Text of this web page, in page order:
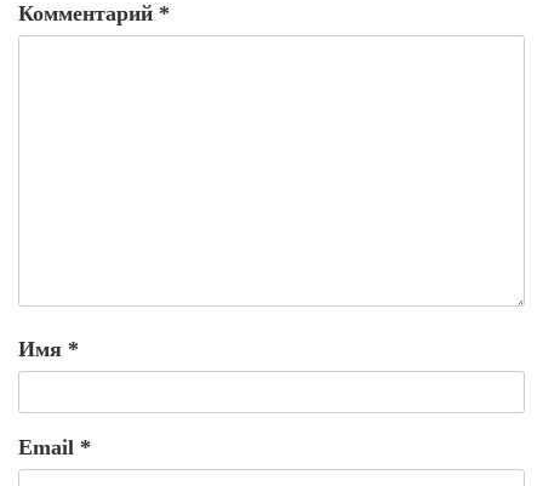
Комментарий *
Имя *
Email *